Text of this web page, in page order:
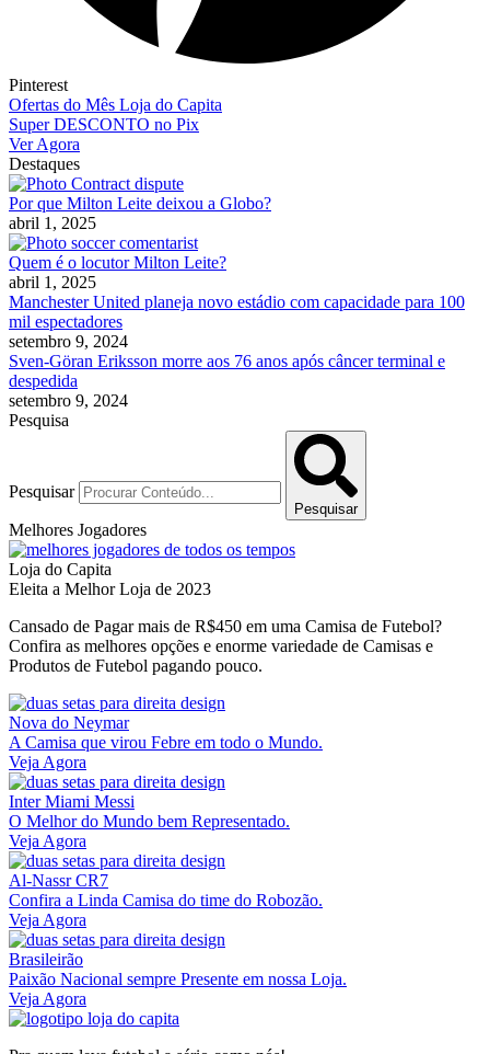
Pinterest
Ofertas do Mês Loja do Capita
Super DESCONTO no Pix
Ver Agora
Destaques
Por que Milton Leite deixou a Globo?
abril 1, 2025
Quem é o locutor Milton Leite?
abril 1, 2025
Manchester United planeja novo estádio com capacidade para 100
mil espectadores
setembro 9, 2024
Sven-Göran Eriksson morre aos 76 anos após câncer terminal e
despedida
setembro 9, 2024
Pesquisa
Pesquisar
Pesquisar
Melhores Jogadores
Loja do Capita
Eleita a Melhor Loja de 2023
Cansado de Pagar mais de R$450 em uma Camisa de Futebol?
Confira as melhores opções e enorme variedade de Camisas e
Produtos de Futebol pagando pouco.
Nova do Neymar
A Camisa que virou Febre em todo o Mundo.
Veja Agora
Inter Miami Messi
O Melhor do Mundo bem Representado.
Veja Agora
Al-Nassr CR7
Confira a Linda Camisa do time do Robozão.
Veja Agora
Brasileirão
Paixão Nacional sempre Presente em nossa Loja.
Veja Agora